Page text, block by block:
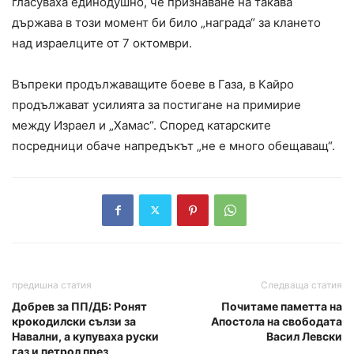
държава в този момент би било „награда“ за клането
над израелците от 7 октомври.
Въпреки продължаващите боеве в Газа, в Кайро
продължават усилията за постигане на примирие
между Израел и „Хамас“. Според катарските
посредници обаче напредъкът „не е много обещаващ“.
предишна статия
Добрев за ПП/ДБ: Ронят
крокодилски сълзи за
Навални, а купуваха руски
газ и петрол през
Следваща статия
Почитаме паметта на
Апостола на свободата
Васил Левски